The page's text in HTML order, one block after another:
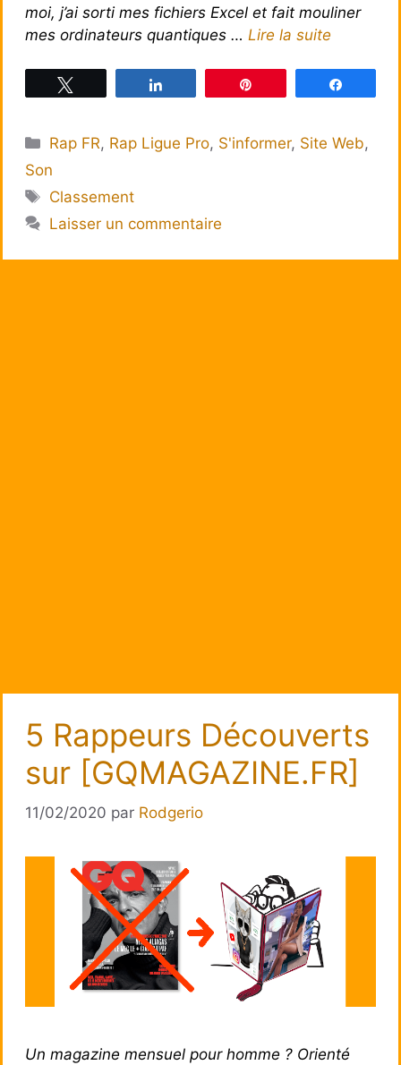
moi, j’ai sorti mes fichiers Excel et fait mouliner
mes ordinateurs quantiques … Lire la suite
Catégories
Rap FR, Rap Ligue Pro, S'informer, Site Web,
Son
Étiquettes
Classement
Laisser un commentaire
5 Rappeurs Découverts
sur [GQMAGAZINE.FR]
11/02/2020 par Rodgerio
Un magazine mensuel pour homme ? Orienté